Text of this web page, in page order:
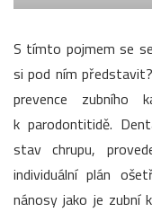
S tímto pojmem se
si pod ním
prevence zubního
k parodontitidě.
stav chrupu,
individuální plán
nánosy jako je zubní